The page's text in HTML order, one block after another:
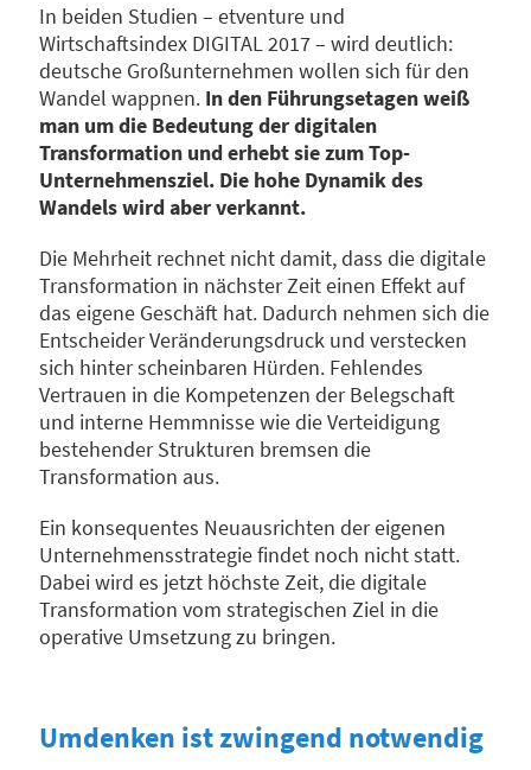
In beiden Studien – etventure und
Wirtschaftsindex DIGITAL 2017 – wird deutlich:
deutsche Großunternehmen wollen sich für den
Wandel wappnen. In den Führungsetagen weiß
man um die Bedeutung der digitalen
Transformation und erhebt sie zum Top-
Unternehmensziel. Die hohe Dynamik des
Wandels wird aber verkannt.
Die Mehrheit rechnet nicht damit, dass die digitale
Transformation in nächster Zeit einen Effekt auf
das eigene Geschäft hat. Dadurch nehmen sich die
Entscheider Veränderungsdruck und verstecken
sich hinter scheinbaren Hürden. Fehlendes
Vertrauen in die Kompetenzen der Belegschaft
und interne Hemmnisse wie die Verteidigung
bestehender Strukturen bremsen die
Transformation aus.
Ein konsequentes Neuausrichten der eigenen
Unternehmensstrategie findet noch nicht statt.
Dabei wird es jetzt höchste Zeit, die digitale
Transformation vom strategischen Ziel in die
operative Umsetzung zu bringen.
Umdenken ist zwingend notwendig